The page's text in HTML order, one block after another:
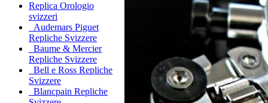
Replica Orologio
svizzeri
Audemars Piguet
Repliche Svizzere
Baume & Mercier
Repliche Svizzere
Bell e Ross Repliche
Svizzere
Blancpain Repliche